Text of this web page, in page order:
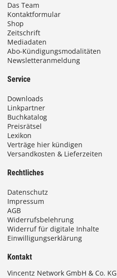
€
Das Team
Kontaktformular
Shop
Zeitschrift
Mediadaten
Abo-Kündigungsmodalitäten
Newsletteranmeldung
Service
Downloads
Linkpartner
Buchkatalog
Preisrätsel
Lexikon
Verträge hier kündigen
Versandkosten & Lieferzeiten
Rechtliches
Datenschutz
Impressum
AGB
Widerrufsbelehrung
Widerruf für digitale Inhalte
Einwilligungserklärung
Kontakt
Vincentz Network GmbH & Co. KG